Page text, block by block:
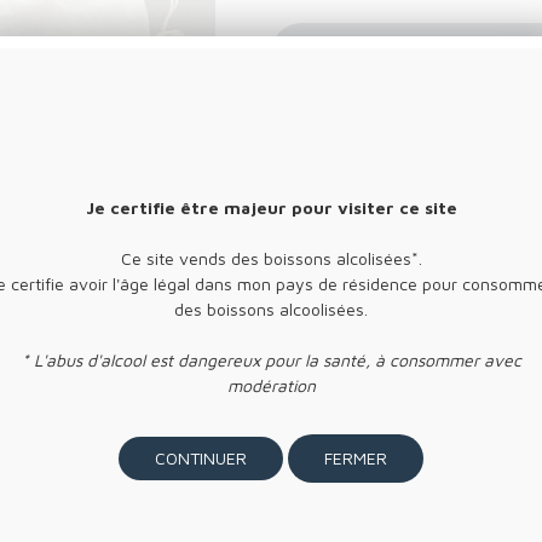
Je certifie être majeur pour visiter ce site
Ce site vends des boissons alcolisées*.
certifie avoir l'âge légal dans mon pays de résidence pour
des boissons alcoolisées.
* L'abus d'alcool est dangereux pour la santé, à consommer avec
modération
FERMER